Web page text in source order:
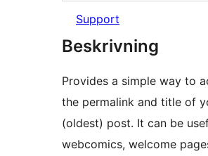
Support
Beskrivning
Provides a simple way to
the permalink and title of
(oldest) post. It can be
webcomics, welcome